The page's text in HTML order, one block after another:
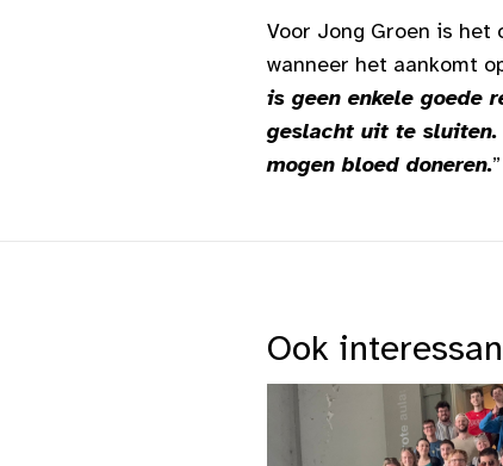
Voor Jong Groen is
wanneer het aankomt
is geen enkele goede
geslacht uit te sluiten.
mogen bloed doneren.
Ook